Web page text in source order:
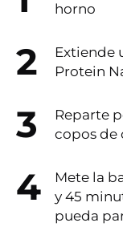
horno
Extiende
Protein
Reparte
copos de
Mete la
y 45
pueda